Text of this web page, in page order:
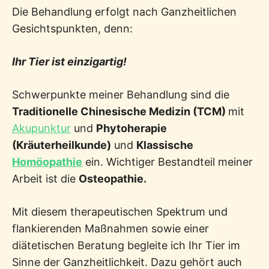
Die Behandlung erfolgt nach Ganzheitlichen
Gesichtspunkten, denn:
Ihr Tier ist einzigartig!
Schwerpunkte meiner Behandlung sind die
Traditionelle Chinesische Medizin (TCM) mit
Akupunktur und Phytoherapie
(Kräuterheilkunde) und Klassische
Homöopathie ein. Wichtiger Bestandteil meiner
Arbeit ist die Osteopathie.
Mit diesem therapeutischen Spektrum und
flankierenden Maßnahmen sowie einer
diätetischen Beratung begleite ich Ihr Tier im
Sinne der Ganzheitlichkeit. Dazu gehört auch